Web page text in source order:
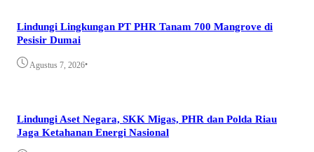
Lindungi Lingkungan PT PHR Tanam 700 Mangrove di
Pesisir Dumai
Agustus 7, 2026•
Lindungi Aset Negara, SKK Migas, PHR dan Polda Riau
Jaga Ketahanan Energi Nasional